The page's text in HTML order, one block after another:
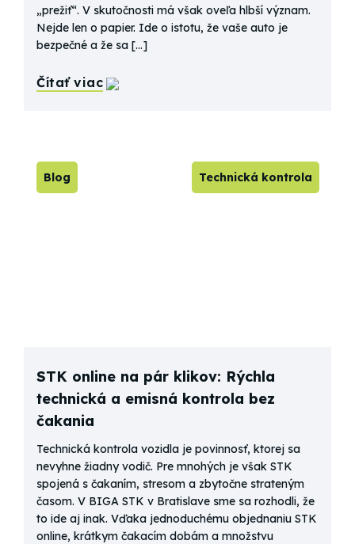
„prežiť“. V skutočnosti má však oveľa hlbší význam.
Nejde len o papier. Ide o istotu, že vaše auto je
bezpečné a že sa […]
Čítať viac
Blog Technická kontrola
STK online na pár klikov: Rýchla
technická a emisná kontrola bez
čakania
Technická kontrola vozidla je povinnosť, ktorej sa
nevyhne žiadny vodič. Pre mnohých je však STK
spojená s čakaním, stresom a zbytočne strateným
časom. V BIGA STK v Bratislave sme sa rozhodli, že
to ide aj inak. Vďaka jednoduchému objednaniu STK
online, krátkym čakacím dobám a množstvu